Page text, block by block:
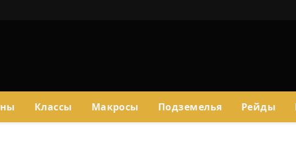
Классы Макросы Подземелья Рейды